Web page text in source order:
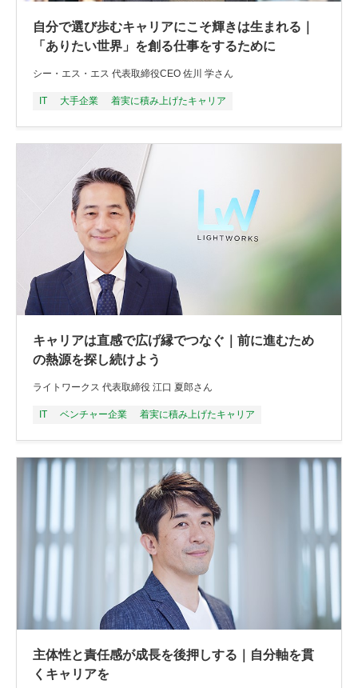
自分で選び歩むキャリアにこそ輝きは生まれる｜
「ありたい世界」を創る仕事をするために
シー・エス・エス 代表取締役CEO 佐川 学さん
IT 大手企業 着実に積み上げたキャリア
キャリアは直感で広げ縁でつなぐ｜前に進むため
の熱源を探し続けよう
ライトワークス 代表取締役 江口 夏郎さん
IT ベンチャー企業 着実に積み上げたキャリア
主体性と責任感が成長を後押しする｜自分軸を貫
くキャリアを